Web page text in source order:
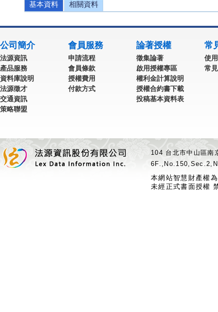
基本資料 相關資料
公司簡介
法源資訊
產品服務
資料庫說明
法源徵才
交通資訊
策略聯盟
會員服務
申請流程
會員條款
授權費用
付款方式
論著授權
徵集論著
啟用授權專區
權利金計算說明
授權合約書下載
投稿基本資料表
常
使
常
104 台北市中山區
本網站智慧財產權
未經正式書面授權